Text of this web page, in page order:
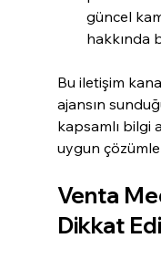
güncel
hakkında
Bu iletişim
ajansın
kapsamlı bilgi
uygun
Venta
Dikkat